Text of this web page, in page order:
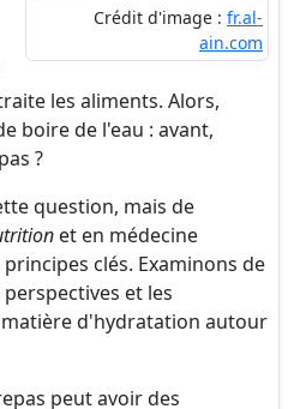
Crédit d'image : fr.al-
ain.com
les aliments. Alors,
boire de l'eau : avant,
?
question, mais de
et en médecine
clés. Examinons de
et les
d'hydratation autour
peut avoir des